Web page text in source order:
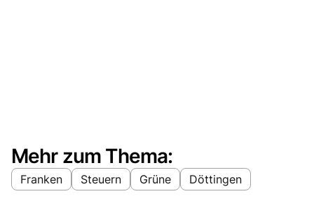
Mehr zum Thema:
Franken Steuern Grüne Döttingen